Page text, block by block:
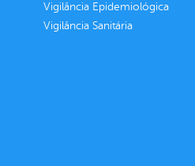
Vigilância Epidemiológica
Vigilância Sanitária